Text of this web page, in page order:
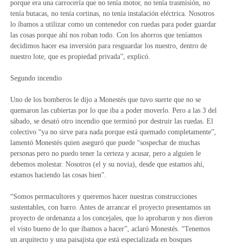
porque era una carrocería que no tenía motor, no tenía trasmisión, no
tenía butacas, no tenía cortinas, no tenía instalación eléctrica. Nosotros
lo íbamos a utilizar como un contenedor con ruedas para poder guardar
las cosas porque ahí nos roban todo. Con los ahorros que teníamos
decidimos hacer esa inversión para resguardar los nuestro, dentro de
nuestro lote, que es propiedad privada”, explicó.
Segundo incendio
Uno de los bomberos le dijo a Monestés que tuvo suerte que no se
quemaron las cubiertas por lo que iba a poder moverlo. Pero a las 3 del
sábado, se desató otro incendio que terminó por destruir las ruedas. El
colectivo “ya no sirve para nada porque está quemado completamente”,
lamentó Monestés quien aseguró que puede “sospechar de muchas
personas pero no puedo tener la certeza y acusar, pero a alguien le
debemos molestar. Nosotros (el y su novia), desde que estamos ahí,
estamos haciendo las cosas bien”.
“Somos permacultores y queremos hacer nuestras construcciones
sustentables, con barro. Antes de arrancar el proyecto presentamos un
proyecto de ordenanza a los concejales, que lo aprobaron y nos dieron
el visto bueno de lo que íbamos a hacer”, aclaró Monestés. “Tenemos
un arquitecto y una paisajista que está especializada en bosques